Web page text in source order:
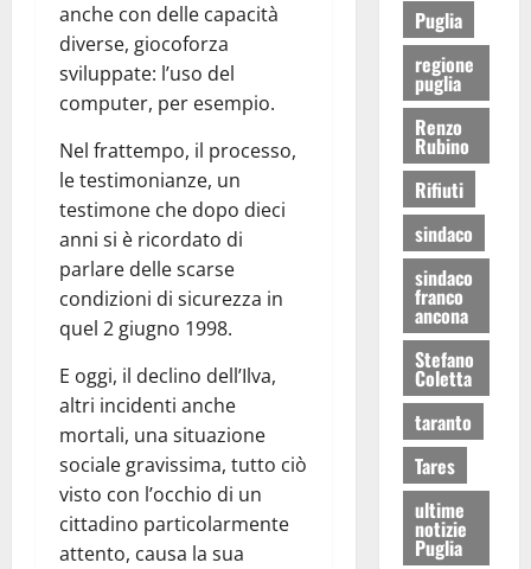
anche con delle capacità
diverse, giocoforza
sviluppate: l’uso del
computer, per esempio.
Nel frattempo, il processo,
le testimonianze, un
testimone che dopo dieci
anni si è ricordato di
parlare delle scarse
condizioni di sicurezza in
quel 2 giugno 1998.
E oggi, il declino dell’Ilva,
altri incidenti anche
mortali, una situazione
sociale gravissima, tutto ciò
visto con l’occhio di un
cittadino particolarmente
attento, causa la sua
Puglia
regione
puglia
Renzo
Rubino
Rifiuti
sindaco
sindaco
franco
ancona
Stefano
Coletta
taranto
Tares
ultime
notizie
Puglia